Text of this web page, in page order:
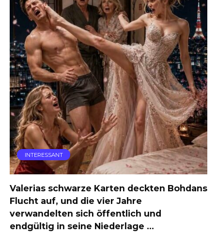
INTERESSANT
Valerias schwarze Karten deckten Bohdans
Flucht auf, und die vier Jahre
verwandelten sich öffentlich und
endgültig in seine Niederlage …